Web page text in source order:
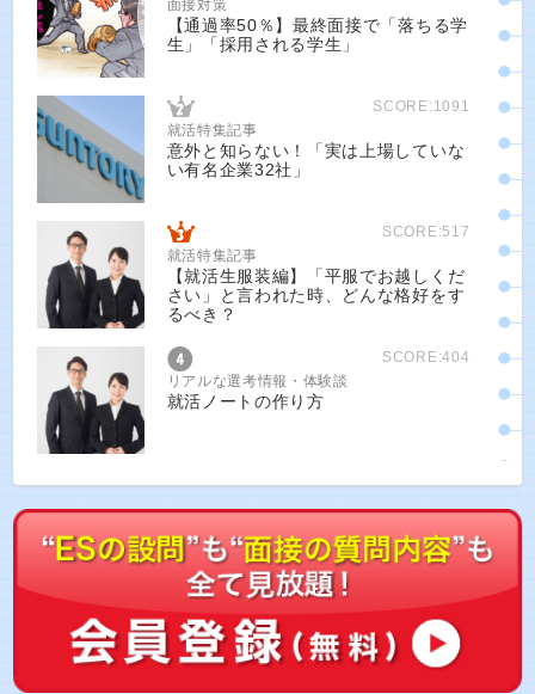
面接対策
【通過率50％】最終面接で「落ちる学
生」「採用される学生」
SCORE:1091
就活特集記事
意外と知らない！「実は上場していな
い有名企業32社」
SCORE:517
就活特集記事
【就活生服装編】「平服でお越しくだ
さい」と言われた時、どんな格好をす
るべき？
SCORE:404
リアルな選考情報・体験談
就活ノートの作り方